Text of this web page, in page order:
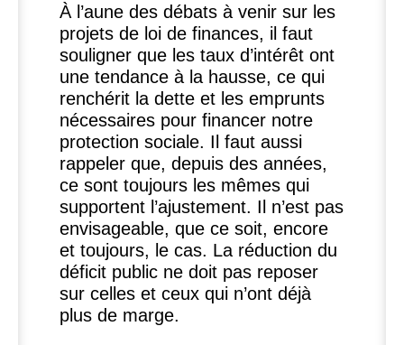
À l’aune des débats à venir sur les
projets de loi de finances, il faut
souligner que les taux d’intérêt ont
une tendance à la hausse, ce qui
renchérit la dette et les emprunts
nécessaires pour financer notre
protection sociale. Il faut aussi
rappeler que, depuis des années,
ce sont toujours les mêmes qui
supportent l’ajustement. Il n’est pas
envisageable, que ce soit, encore
et toujours, le cas. La réduction du
déficit public ne doit pas reposer
sur celles et ceux qui n’ont déjà
plus de marge.